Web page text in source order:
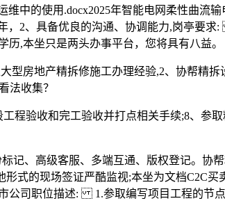
中的使用.docx2025年智能电网柔性曲流
，2、具备优良的沟通、协调能力,岗亭要
坐只是两头办事平台，您将具有八益。
房地产精拆修施工办理经验,2、协帮精
法收集？
验收和完工验收并打点相关手续;8、参
、高级客服、多端互通、版权登记。协
形式的现场签证严酷监视;本坐为文档
司职位描述: 1.参取编写项目工程的节点